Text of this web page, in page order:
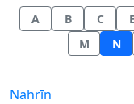
A B C E
M
N
Heures de lever et
Nahrīn